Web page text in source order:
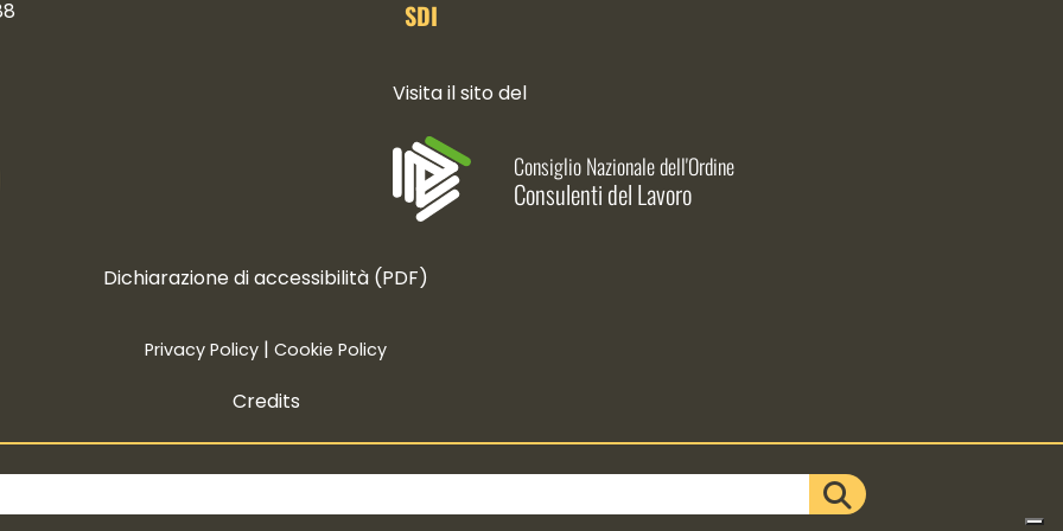
SDI
Visita il sito del
Consiglio Nazionale dell'Ordine
Consulenti del Lavoro
Dichiarazione di accessibilità (PDF)
Privacy Policy | Cookie Policy
Credits
CERCA